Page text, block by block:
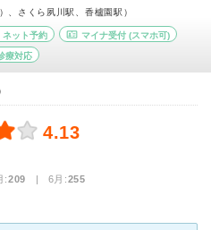
、さくら夙川駅、香櫨園駅）
ネット予約 マイナ受付 (スマホ可)
療対応
4.13
:209 | 6月:255